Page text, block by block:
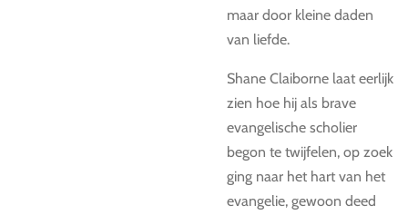
maar door kleine daden
van liefde.
Shane Claiborne laat eerlijk
zien hoe hij als brave
evangelische scholier
begon te twijfelen, op zoek
ging naar het hart van het
evangelie, gewoon deed